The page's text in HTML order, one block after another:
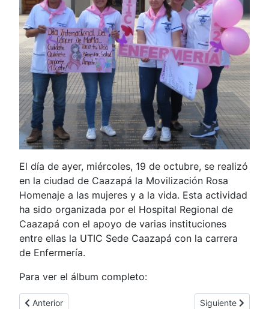
El día de ayer, miércoles, 19 de octubre, se realizó
en la ciudad de Caazapá la Movilización Rosa
Homenaje a las mujeres y a la vida. Esta actividad
ha sido organizada por el Hospital Regional de
Caazapá con el apoyo de varias instituciones
entre ellas la UTIC Sede Caazapá con la carrera
de Enfermería.
Para ver el álbum completo:
Artículo anterior: Estudiantes de Enfermería realizan “Charla
Anterior Artículo
Siguiente